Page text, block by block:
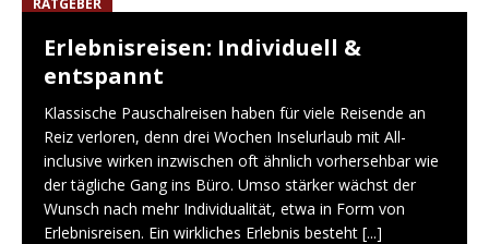
RATGEBER
Erlebnisreisen: Individuell &
entspannt
Klassische Pauschalreisen haben für viele Reisende an
Reiz verloren, denn drei Wochen Inselurlaub mit All-
inclusive wirken inzwischen oft ähnlich vorhersehbar wie
der tägliche Gang ins Büro. Umso stärker wächst der
Wunsch nach mehr Individualität, etwa in Form von
Erlebnisreisen. Ein wirkliches Erlebnis besteht [...]